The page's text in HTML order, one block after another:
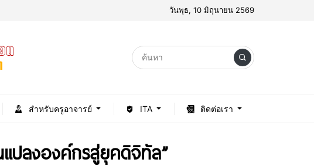
วันพุธ, 10 มิถุนายน 2569
สำหรับครูอาจารย์ ITA ติดต่อเรา
แปลงองค์กรสู่ยุคดิจิทัล”